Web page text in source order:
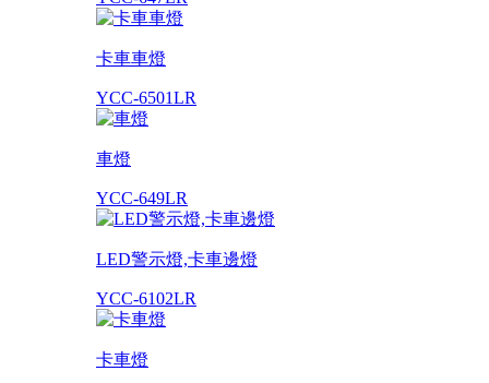
卡車車燈
YCC-6501LR
車燈
YCC-649LR
LED警示燈,卡車邊燈
YCC-6102LR
卡車燈